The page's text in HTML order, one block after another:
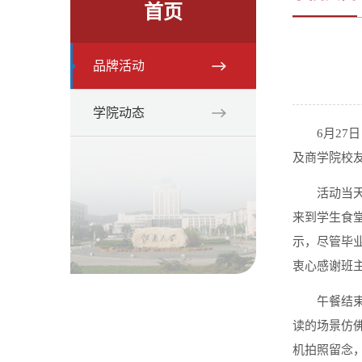
首页
品牌活动
学院动态
6月27
及商学院校
活动当
来到学生食
示，尽管毕
衷心感谢班
午餐结
读的场景仿
机拍照留念